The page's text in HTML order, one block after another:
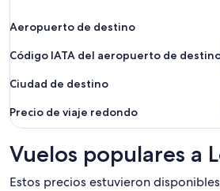
Aeropuerto de destino
Código IATA del aeropuerto de
Ciudad de destino
Precio de viaje redondo
Vuelos populares a
Estos precios estuvieron